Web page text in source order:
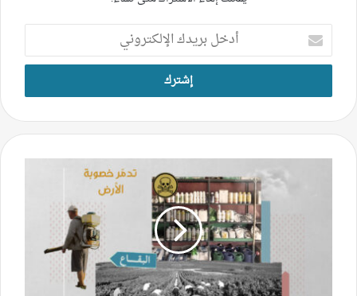
أدخل
بريدك
الإلكتروني